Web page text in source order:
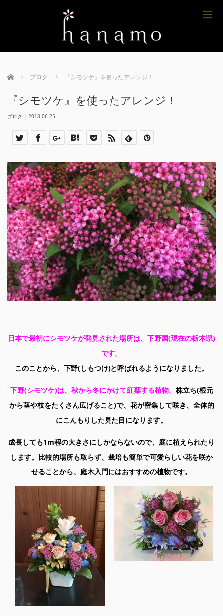
ホーム ブログ 『シモツケ』を使ったアレンジ！
『シモツケ』を使ったアレンジ！
ブログ | 2018.06.25
日本で最初にシモツケが発見された場所は、下野国(現在の栃木県)
です。
このことから、下野(しもつけ)と呼ばれるようになりました。
下野(シモツケ)は、秋から冬にかけて紅葉する植物。 株立ち(根元
から茎や枝をたくさん広げること)で、花が密集して咲き、全体的
にこんもりした見た目になります。
成長しても1m程の大きさにしかならないので、庭に植えられたり
します。比較的場所も取らず、栽培も簡単で可愛らしい花を咲か
せることから、庭木入門にはおすすめの植物です。